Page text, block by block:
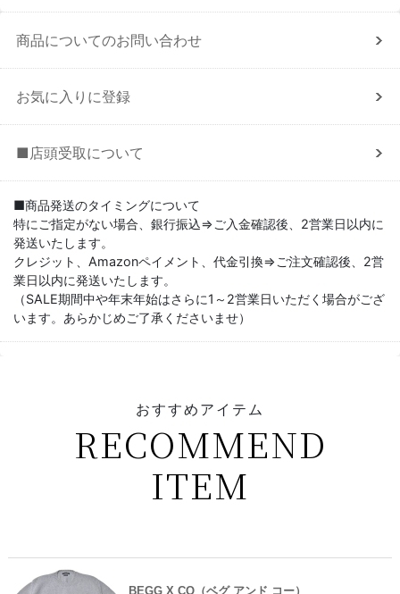
商品についてのお問い合わせ
お気に入りに登録
■店頭受取について
■商品発送のタイミングについて
特にご指定がない場合、銀行振込⇒ご入金確認後、2営業日以内に
発送いたします。
クレジット、Amazonペイメント、代金引換⇒ご注文確認後、2営
業日以内に発送いたします。
（SALE期間中や年末年始はさらに1～2営業日いただく場合がござ
います。あらかじめご了承くださいませ）
おすすめアイテム
RECOMMEND
ITEM
BEGG X CO（ベグ アンド コー）